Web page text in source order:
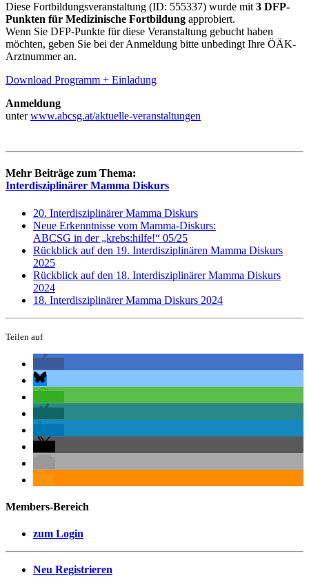
Diese Fortbildungsveranstaltung (ID: 555337) wurde mit 3 DFP-
Punkten für Medizinische Fortbildung approbiert.
Wenn Sie DFP-Punkte für diese Veranstaltung gebucht haben
möchten, geben Sie bei der Anmeldung bitte unbedingt Ihre ÖÄK-
Arztnummer an.
Download Programm + Einladung
Anmeldung
unterwww.abcsg.at/aktuelle-veranstaltungen
Mehr Beiträge zum Thema:
Interdisziplinärer Mamma Diskurs
20. Interdisziplinärer Mamma Diskurs
Neue Erkenntnisse vom Mamma-Diskurs:
ABCSG in der „krebs:hilfe!“ 05/25
Rückblick auf den 19. Interdisziplinären Mamma Diskurs
2025
Rückblick auf den 18. Interdisziplinärer Mamma Diskurs
2024
18. Interdisziplinärer Mamma Diskurs 2024
Teilen auf
Members-Bereich
zum Login
Neu Registrieren